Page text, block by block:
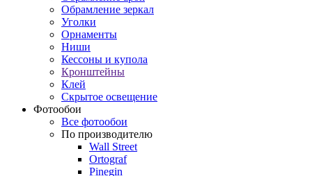
Обрамление зеркал
Уголки
Орнаменты
Ниши
Кессоны и купола
Кронштейны
Клей
Скрытое освещение
Фотообои
Все фотообои
По производителю
Wall Street
Ortograf
Pinegin